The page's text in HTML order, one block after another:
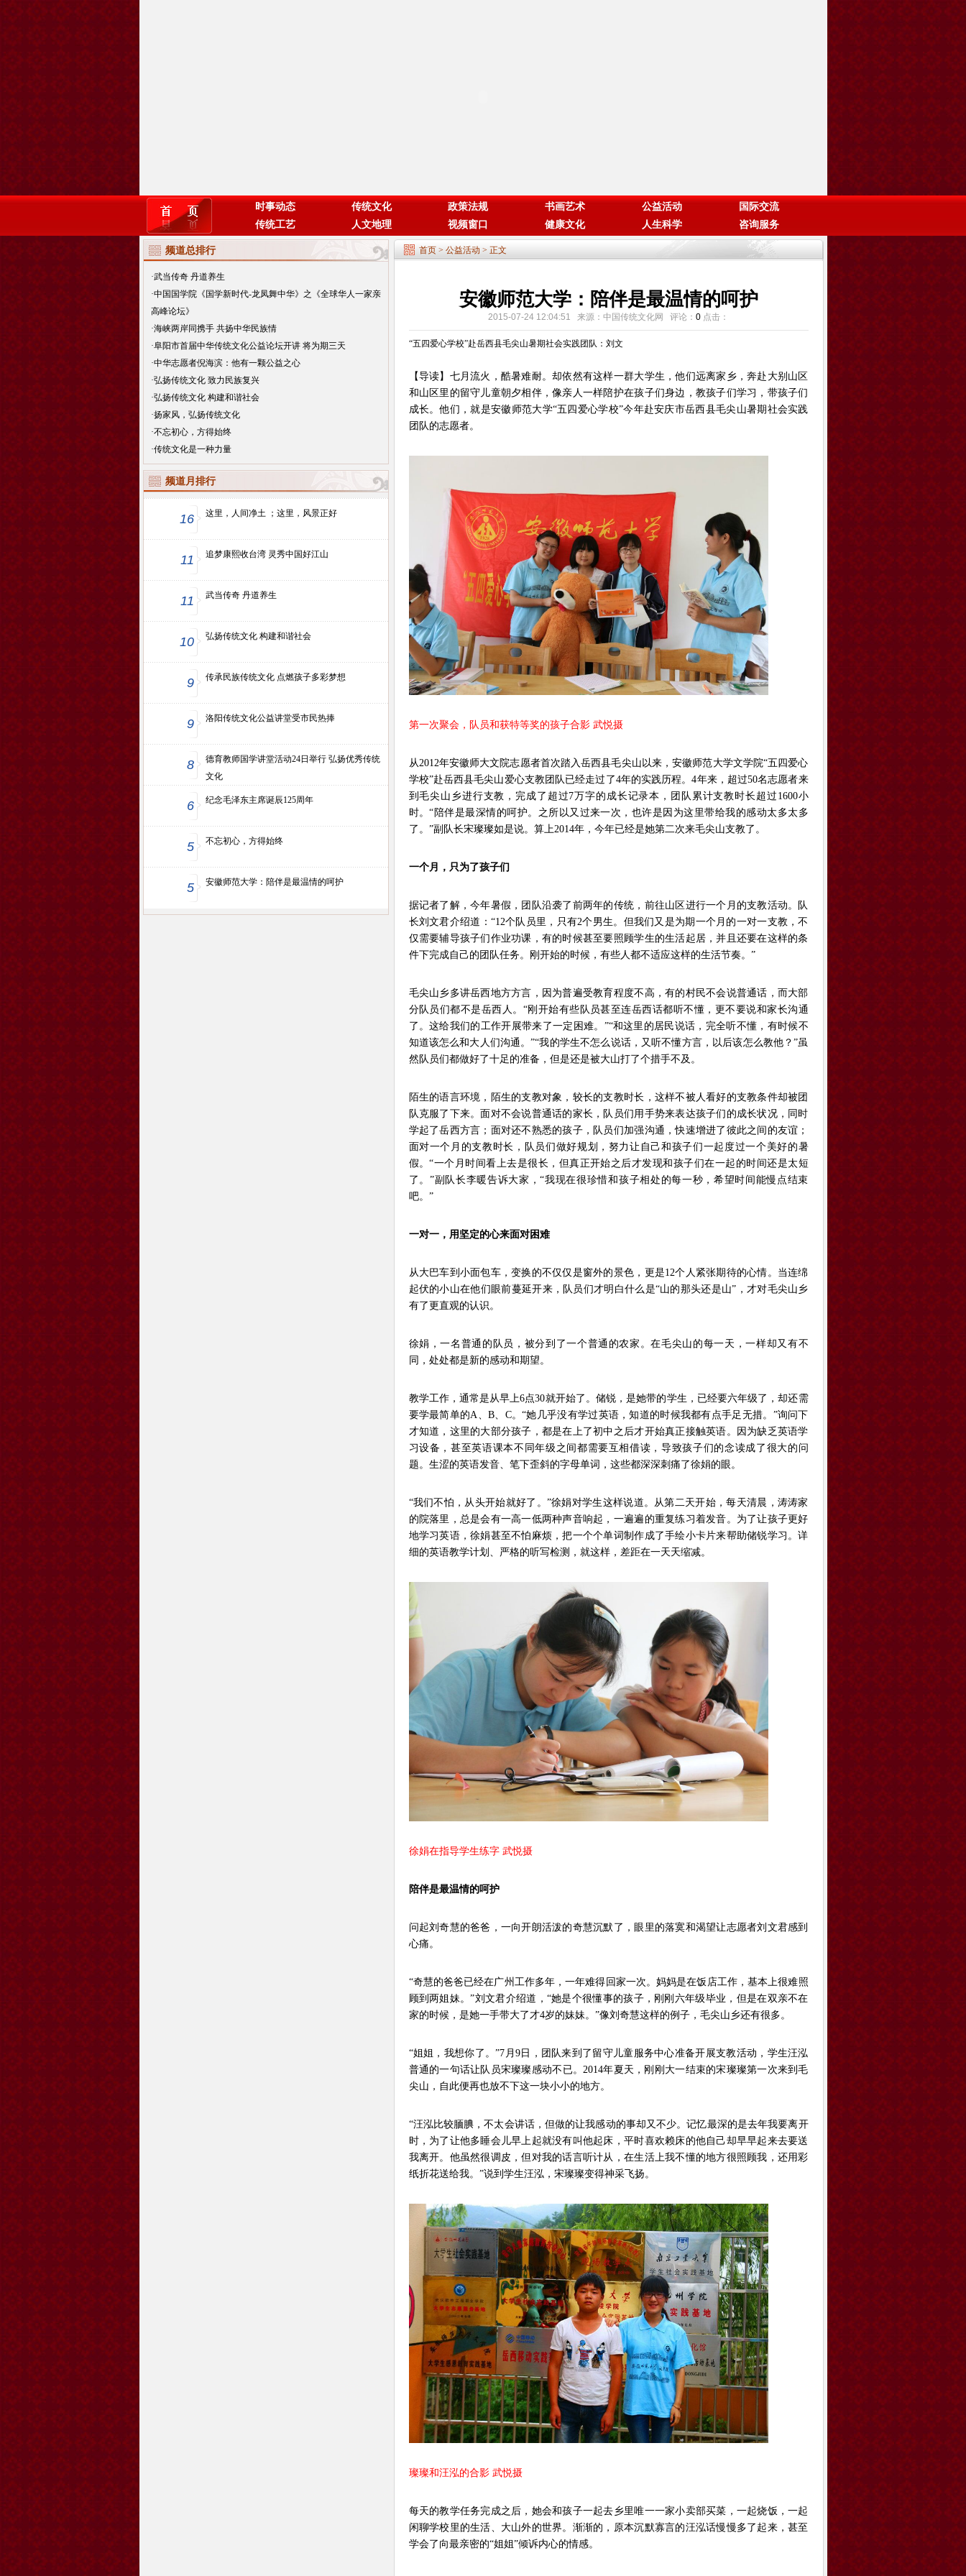
时事动态 传统文化 政策法规 书画艺术 公益活动
国际交流
传统工艺
人文地理 视频窗口 健康文化 人生科学 咨询服务
频道总排行
·武当传奇 丹道养生
·中国国学院《国学新时代-龙凤舞中华》之《全球华人一家亲
高峰论坛》
·海峡两岸同携手 共扬中华民族情
·阜阳市首届中华传统文化公益论坛开讲 将为期三天
·中华志愿者倪海滨：他有一颗公益之心
·弘扬传统文化 致力民族复兴
·弘扬传统文化 构建和谐社会
·扬家风，弘扬传统文化
·不忘初心，方得始终
·传统文化是一种力量
频道月排行
16 这里，人间净土 ；这里，风景正好
11 追梦康熙收台湾 灵秀中国好江山
11 武当传奇 丹道养生
10 弘扬传统文化 构建和谐社会
9 传承民族传统文化 点燃孩子多彩梦想
9 洛阳传统文化公益讲堂受市民热捧
8
德育教师国学讲堂活动24日举行 弘扬优秀传统
文化
6 纪念毛泽东主席诞辰125周年
5 不忘初心，方得始终
5 安徽师范大学：陪伴是最温情的呵护
首页> 公益活动 > 正文
安徽师范大学：陪伴是最温情的呵护
2015-07-24 12:04:51 来源：中国传统文化网 评论： 0 点击：
“五四爱心学校”赴岳西县毛尖山暑期社会实践团队：刘文
【导读】七月流火，酷暑难耐。却依然有这样一群大学生，他们远离家乡，奔赴大别山区
和山区里的留守儿童朝夕相伴，像亲人一样陪护在孩子们身边，教孩子们学习，带孩子们
成长。他们，就是安徽师范大学“五四爱心学校”今年赴安庆市岳西县毛尖山暑期社会实践
团队的志愿者。
第一次聚会，队员和获特等奖的孩子合影 武悦摄
从2012年安徽师大文院志愿者首次踏入岳西县毛尖山以来，安徽师范大学文学院“五四爱心
学校”赴岳西县毛尖山爱心支教团队已经走过了4年的实践历程。4年来，超过50名志愿者来
到毛尖山乡进行支教，完成了超过7万字的成长记录本，团队累计支教时长超过1600小
时。“陪伴是最深情的呵护。之所以又过来一次，也许是因为这里带给我的感动太多太多
了。”副队长宋璨璨如是说。算上2014年，今年已经是她第二次来毛尖山支教了。
一个月，只为了孩子们
据记者了解，今年暑假，团队沿袭了前两年的传统，前往山区进行一个月的支教活动。队
长刘文君介绍道：“12个队员里，只有2个男生。但我们又是为期一个月的一对一支教，不
仅需要辅导孩子们作业功课，有的时候甚至要照顾学生的生活起居，并且还要在这样的条
件下完成自己的团队任务。刚开始的时候，有些人都不适应这样的生活节奏。”
毛尖山乡多讲岳西地方方言，因为普遍受教育程度不高，有的村民不会说普通话，而大部
分队员们都不是岳西人。“刚开始有些队员甚至连岳西话都听不懂，更不要说和家长沟通
了。这给我们的工作开展带来了一定困难。”“和这里的居民说话，完全听不懂，有时候不
知道该怎么和大人们沟通。”“我的学生不怎么说话，又听不懂方言，以后该怎么教他？”虽
然队员们都做好了十足的准备，但是还是被大山打了个措手不及。
陌生的语言环境，陌生的支教对象，较长的支教时长，这样不被人看好的支教条件却被团
队克服了下来。面对不会说普通话的家长，队员们用手势来表达孩子们的成长状况，同时
学起了岳西方言；面对还不熟悉的孩子，队员们加强沟通，快速增进了彼此之间的友谊；
面对一个月的支教时长，队员们做好规划，努力让自己和孩子们一起度过一个美好的暑
假。“一个月时间看上去是很长，但真正开始之后才发现和孩子们在一起的时间还是太短
了。”副队长李暖告诉大家，“我现在很珍惜和孩子相处的每一秒，希望时间能慢点结束
吧。”
一对一，用坚定的心来面对困难
从大巴车到小面包车，变换的不仅仅是窗外的景色，更是12个人紧张期待的心情。当连绵
起伏的小山在他们眼前蔓延开来，队员们才明白什么是“山的那头还是山”，才对毛尖山乡
有了更直观的认识。
徐娟，一名普通的队员，被分到了一个普通的农家。在毛尖山的每一天，一样却又有不
同，处处都是新的感动和期望。
教学工作，通常是从早上6点30就开始了。储锐，是她带的学生，已经要六年级了，却还需
要学最简单的A、B、C。“她几乎没有学过英语，知道的时候我都有点手足无措。”询问下
才知道，这里的大部分孩子，都是在上了初中之后才开始真正接触英语。因为缺乏英语学
习设备，甚至英语课本不同年级之间都需要互相借读，导致孩子们的念读成了很大的问
题。生涩的英语发音、笔下歪斜的字母单词，这些都深深刺痛了徐娟的眼。
“我们不怕，从头开始就好了。”徐娟对学生这样说道。从第二天开始，每天清晨，涛涛家
的院落里，总是会有一高一低两种声音响起，一遍遍的重复练习着发音。为了让孩子更好
地学习英语，徐娟甚至不怕麻烦，把一个个单词制作成了手绘小卡片来帮助储锐学习。详
细的英语教学计划、严格的听写检测，就这样，差距在一天天缩减。
徐娟在指导学生练字 武悦摄
陪伴是最温情的呵护
问起刘奇慧的爸爸，一向开朗活泼的奇慧沉默了，眼里的落寞和渴望让志愿者刘文君感到
心痛。
“奇慧的爸爸已经在广州工作多年，一年难得回家一次。妈妈是在饭店工作，基本上很难照
顾到两姐妹。”刘文君介绍道，“她是个很懂事的孩子，刚刚六年级毕业，但是在双亲不在
家的时候，是她一手带大了才4岁的妹妹。”像刘奇慧这样的例子，毛尖山乡还有很多。
“姐姐，我想你了。”7月9日，团队来到了留守儿童服务中心准备开展支教活动，学生汪泓
普通的一句话让队员宋璨璨感动不已。2014年夏天，刚刚大一结束的宋璨璨第一次来到毛
尖山，自此便再也放不下这一块小小的地方。
“汪泓比较腼腆，不太会讲话，但做的让我感动的事却又不少。记忆最深的是去年我要离开
时，为了让他多睡会儿早上起就没有叫他起床，平时喜欢赖床的他自己却早早起来去要送
我离开。他虽然很调皮，但对我的话言听计从，在生活上我不懂的地方很照顾我，还用彩
纸折花送给我。”说到学生汪泓，宋璨璨变得神采飞扬。
璨璨和汪泓的合影 武悦摄
每天的教学任务完成之后，她会和孩子一起去乡里唯一一家小卖部买菜，一起烧饭，一起
闲聊学校里的生活、大山外的世界。渐渐的，原本沉默寡言的汪泓话慢慢多了起来，甚至
学会了向最亲密的“姐姐”倾诉内心的情感。